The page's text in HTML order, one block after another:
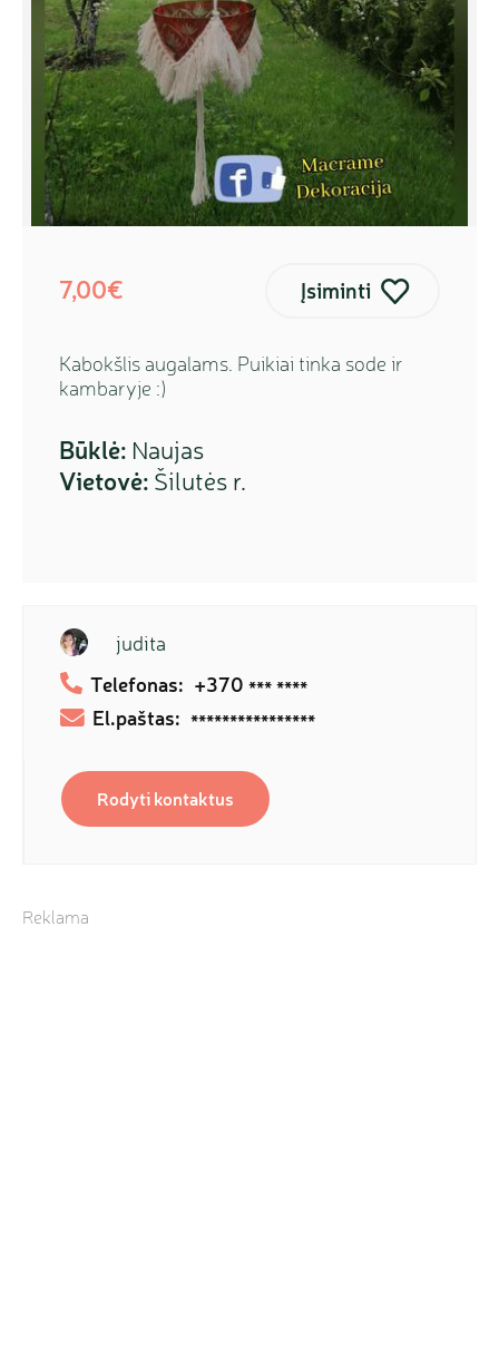
7,00€ Įsiminti
Kabokšlis augalams. Puikiai tinka sode ir
kambaryje :)
Būklė: Naujas
Vietovė: Šilutės r.
judita
Telefonas: +370 *** ****
El.paštas: ****************
Rodyti kontaktus
Reklama